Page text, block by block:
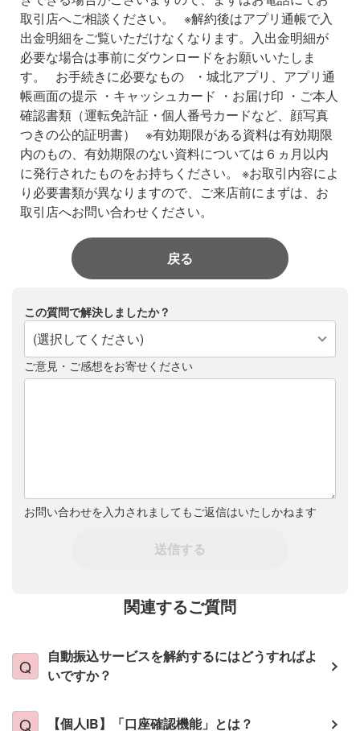
取引店へご相談ください。
※解約後はアプリ通帳で入
出金明細をご覧いただけなくなります。入出金明細が
必要な場合は事前にダウンロードをお願いいたしま
す。
お手続きに必要なもの
・城北アプリ、アプリ通
帳画面の提示 ・キャッシュカード ・お届け印 ・ご本人
確認書類（運転免許証・個人番号カードなど、顔写真
つきの公的証明書）
※有効期限がある資料は有効期限
内のもの、有効期限のない資料については６ヵ月以内
に発行されたものをお持ちください。
※お取引内容によ
り必要書類が異なりますので、ご来店前にまずは、お
取引店へお問い合わせください。
戻る
この質問で解決しましたか？
(選択してください)
ご意見・ご感想をお寄せください
お問い合わせを入力されましてもご返信はいたしかねます
送信する
関連するご質問
自動振込サービスを解約するにはどうすればよ
いですか？
【個人IB】「口座確認機能」とは？